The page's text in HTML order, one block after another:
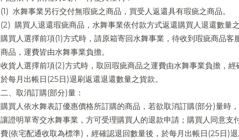
(1) 水舞事業另行交付無瑕疵之商品，買受人返還具有瑕疵之商品。
(2) 購買人退還瑕疵商品，水舞事業依付款方式返還購買人退還數量之
購買人選擇前項(1)方式時，請原箱寄回水舞事業，待收到瑕疵商品客
商品，運費皆由水舞事業負擔。
收貨人選擇前項(2)方式時，取回瑕疵商品之運費由水舞事業負擔，經
於每月出帳日(25日)退刷返還退還數量之貨款。
二、取消訂購(部分)量：
購買人依水舞表訂優惠價格所訂購的商品，若欲取消訂購(部分)量時
讓證明單寄交水舞事業，方可受理購買人的退款申請；購買人同意支
費(依宅配通收取為標準)，經確認退回數量後，於每月出帳日(25日)退